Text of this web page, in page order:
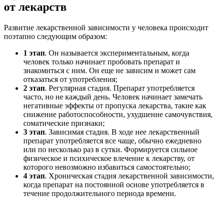
от лекарств
Развитие лекарственной зависимости у человека происходит
поэтапно следующим образом:
1 этап. Он называется экспериментальным, когда
человек только начинает пробовать препарат и
знакомиться с ним. Он еще не зависим и может сам
отказаться от употребления;
2 этап. Регулярная стадия. Препарат употребляется
часто, но не каждый день. Человек начинает замечать
негативные эффекты от пропуска лекарства, такие как
снижение работоспособности, ухудшение самочувствия,
соматические признаки;
3 этап. Зависимая стадия. В ходе нее лекарственный
препарат употребляется все чаще, обычно ежедневно
или по несколько раз в сутки. Формируется сильное
физическое и психическое влечение к лекарству, от
которого невозможно избавиться самостоятельно;
4 этап. Хроническая стадия лекарственной зависимости,
когда препарат на постоянной основе употребляется в
течение продолжительного периода времени.